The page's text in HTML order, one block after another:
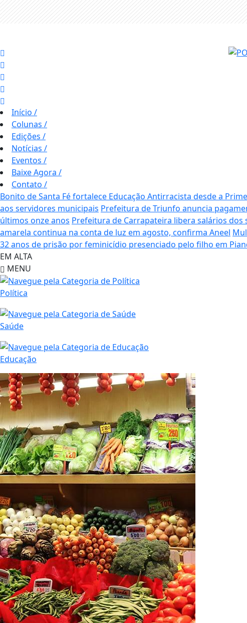
Início /
Colunas /
Edições /
Notícias /
Eventos /
Baixe Agora /
Contato /
Bonito de Santa Fé fortalece Educação Antirracista desde a
aos servidores municipais Prefeitura de Triunfo anuncia
últimos onze anos Prefeitura de Carrapateira libera salários
amarela continua na conta de luz em agosto, confirma Aneel
32 anos de prisão por feminicídio presenciado pelo filho em
EM ALTA
MENU
Política
Saúde
Educação